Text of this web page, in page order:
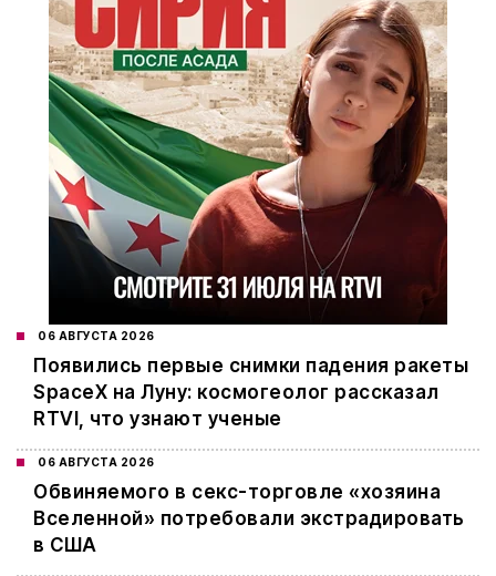
06 АВГУСТА 2026
Появились первые снимки падения ракеты
SpaceX на Луну: космогеолог рассказал
RTVI, что узнают ученые
06 АВГУСТА 2026
Обвиняемого в секс-торговле «хозяина
Вселенной» потребовали экстрадировать
в США